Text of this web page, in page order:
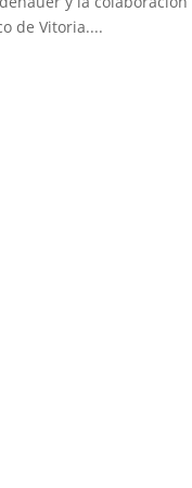
de Vitoria....